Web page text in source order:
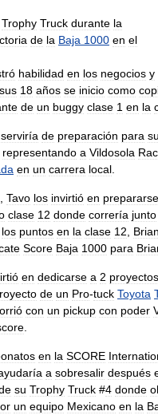
Trophy Truck durante la
de la Baja 1000 en el
habilidad en los negocios y
sus 18 años se inicio como
de un buggy clase 1 en la
serviría de preparación para su
representando a Vildosola
en un carrera local
Tavo los invirtió en prepararse
clase 12 donde correría junto
los puntos en la clase 12 Brian
Score Baja 1000 para
en dedicarse a 2 proyectos
de un Pro-tuck Toyota
con un pickup con poder
en la SCORE
a sobresalir después
su Trophy Truck #4 donde
un equipo Mexicano en la